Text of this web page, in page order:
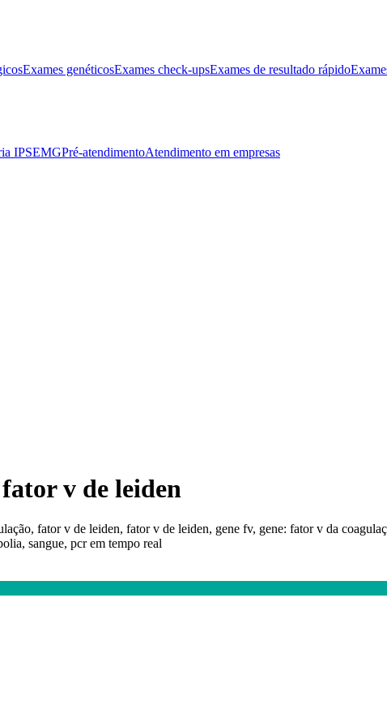
Exames genéticosExames check-upsExames de resultado rápido
IPSEMGPré-atendimentoAtendimento em empresas
v de leiden
fator v de leiden, fator v de leiden, gene fv, gene: fator v da
sangue, pcr em tempo real